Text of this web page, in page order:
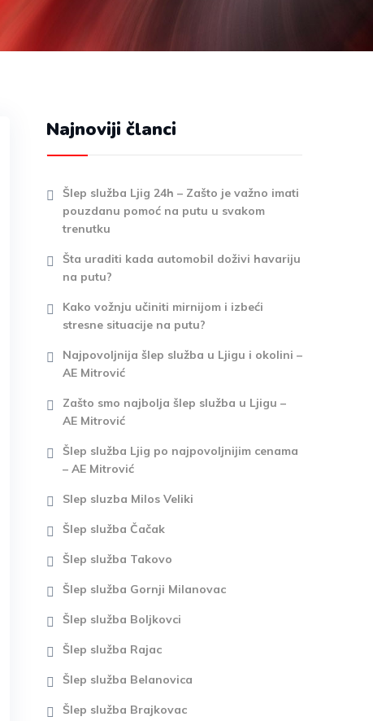
Najnoviji članci
Šlep služba Ljig 24h – Zašto je važno imati
pouzdanu pomoć na putu u svakom
trenutku
Šta uraditi kada automobil doživi havariju
na putu?
Kako vožnju učiniti mirnijom i izbeći
stresne situacije na putu?
Najpovoljnija šlep služba u Ljigu i okolini –
AE Mitrović
Zašto smo najbolja šlep služba u Ljigu –
AE Mitrović
Šlep služba Ljig po najpovoljnijim cenama
– AE Mitrović
Slep sluzba Milos Veliki
Šlep služba Čačak
Šlep služba Takovo
Šlep služba Gornji Milanovac
Šlep služba Boljkovci
Šlep služba Rajac
Šlep služba Belanovica
Šlep služba Brajkovac